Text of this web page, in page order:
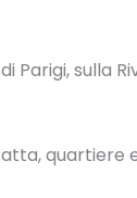
Parigi, sulla
quartiere